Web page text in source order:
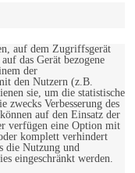
auf dem Zugriffsgerät
das Gerät bezogene
der
den Nutzern (z.B.
sie, um die statistische
zwecks Verbesserung des
auf den Einsatz der
verfügen eine Option mit
komplett verhindert
die Nutzung und
eingeschränkt werden.